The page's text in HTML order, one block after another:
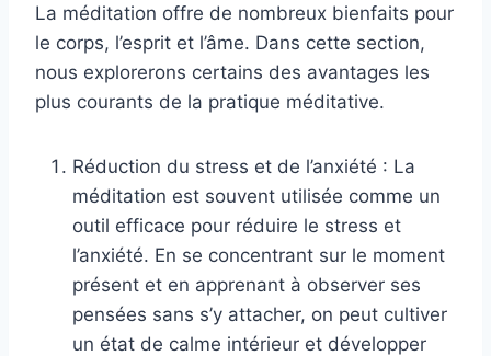
La méditation offre de nombreux bienfaits pour
le corps, l’esprit et l’âme. Dans cette section,
nous explorerons certains des avantages les
plus courants de la pratique méditative.
Réduction du stress et de l’anxiété : La
méditation est souvent utilisée comme un
outil efficace pour réduire le stress et
l’anxiété. En se concentrant sur le moment
présent et en apprenant à observer ses
pensées sans s’y attacher, on peut cultiver
un état de calme intérieur et développer